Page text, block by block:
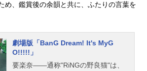
め、鑑賞後の余韻と共に、ふたりの言葉を
劇場版「BanG Dream! It's MyG
O!!!!!」
要楽奈――通称"RiNGの野良猫"は、